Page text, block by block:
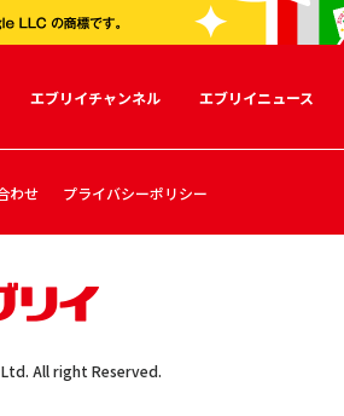
エブリイチャンネル エブリイニュース
わせ プライバシーポリシー
All right Reserved.